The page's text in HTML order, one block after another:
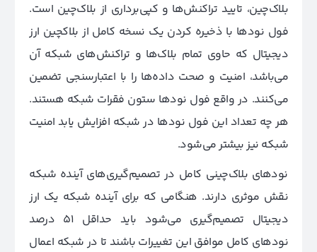
بلاک‌چین، تایید تراکنش‌ها و کپی‌برداری از بلاک‌چین است.
فول نودها با ذخیره کردن یک نسخه کامل از بلاکچین ارز
دیجیتال که حاوی تمام بلاک‌ها و تراکنش‌های شبکه آن
می‌باشد، امنیت و صحت داده‌ها را با اعتبارسنجی تضمین
می‌کنند. در واقع فول نودها ستون فقرات شبکه هستند.
هر چه تعداد این فول نودها در شبکه افزایش یابد امنیت
شبکه نیز بیشتر می‌شود.
نودهای بلاک‌چینی کامل در تصمیم‌گیری‌های آینده شبکه
نقش موثری دارند. هنگامی که برای آینده شبکه یک ارز
دیجیتال تصمیم‌گیری می‌شود باید حداقل 51 درصد
نودهای کامل موافق این تغییرات باشند تا در شبکه اعمال